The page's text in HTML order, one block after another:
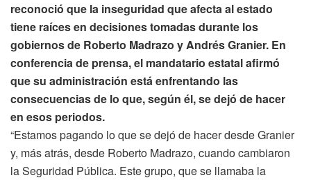
reconoció que la inseguridad que afecta al estado
tiene raíces en decisiones tomadas durante los
gobiernos de Roberto Madrazo y Andrés Granier. En
conferencia de prensa, el mandatario estatal afirmó
que su administración está enfrentando las
consecuencias de lo que, según él, se dejó de hacer
en esos periodos.
“Estamos pagando lo que se dejó de hacer desde Granier
y, más atrás, desde Roberto Madrazo, cuando cambiaron
la Seguridad Pública. Este grupo, que se llamaba la